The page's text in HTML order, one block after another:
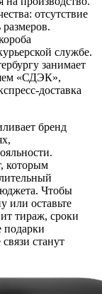
отсутствие
службе.
занимает
«СДЭК»,
доставка
бренд
которым
Чтобы
или оставьте
тираж, сроки
подарки
станут